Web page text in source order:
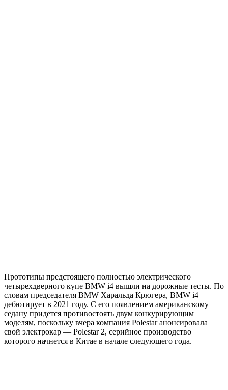
Прототипы предстоящего полностью электрического
четырехдверного купе BMW i4 вышли на дорожные тесты. По
словам председателя BMW Харальда Крюгера, BMW i4
дебютирует в 2021 году. С его появлением американскому
седану придется противостоять двум конкурирующим
моделям, поскольку вчера компания Polestar анонсировала
свой электрокар — Polestar 2, серийное производство
которого начнется в Китае в начале следующего года.